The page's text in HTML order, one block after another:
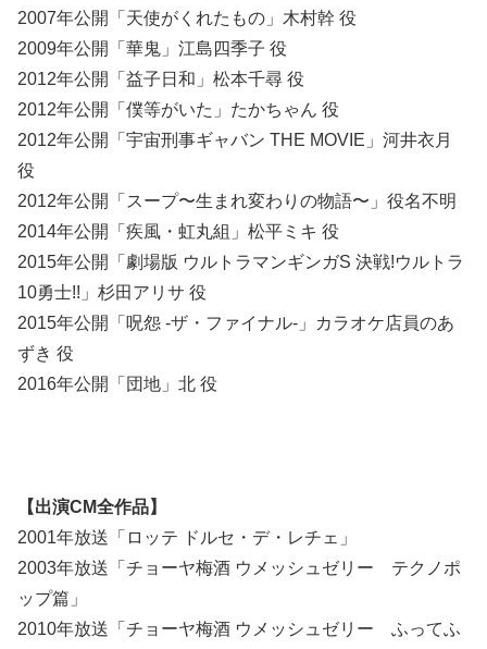
2007年公開「天使がくれたもの」木村幹 役
2009年公開「華鬼」江島四季子 役
2012年公開「益子日和」松本千尋 役
2012年公開「僕等がいた」たかちゃん 役
2012年公開「宇宙刑事ギャバン THE MOVIE」河井衣月
役
2012年公開「スープ〜生まれ変わりの物語〜」役名不明
2014年公開「疾風・虹丸組」松平ミキ 役
2015年公開「劇場版 ウルトラマンギンガS 決戦!ウルトラ
10勇士!!」杉田アリサ 役
2015年公開「呪怨 -ザ・ファイナル-」カラオケ店員のあ
ずき 役
2016年公開「団地」北 役
【出演CM全作品】
2001年放送「ロッテ ドルセ・デ・レチェ」
2003年放送「チョーヤ梅酒 ウメッシュゼリー テクノポ
ップ篇」
2010年放送「チョーヤ梅酒 ウメッシュゼリー ふってふ